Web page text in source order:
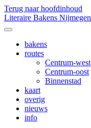
Terug naar hoofdinhoud
Literaire Bakens Nijmegen
bakens
routes
Centrum-west
Centrum-oost
Binnenstad
kaart
overig
nieuws
info